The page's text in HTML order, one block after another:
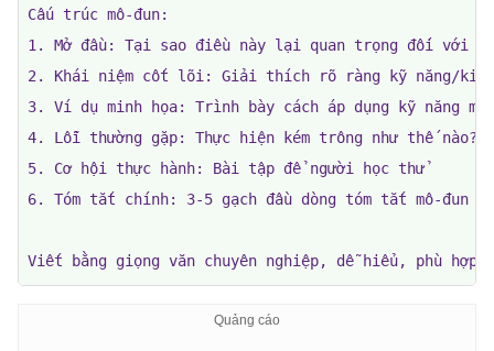
Cấu trúc mô-đun:
1. Mở đầu: Tại sao điều này lại quan trọng đối với
2. Khái niệm cốt lõi: Giải thích rõ ràng kỹ năng/
3. Ví dụ minh họa: Trình bày cách áp dụng kỹ năng
4. Lỗi thường gặp: Thực hiện kém trông như thế nào?
5. Cơ hội thực hành: Bài tập để người học thử
6. Tóm tắt chính: 3-5 gạch đầu dòng tóm tắt mô-đun
Viết bằng giọng văn chuyên nghiệp, dễ hiểu, phù